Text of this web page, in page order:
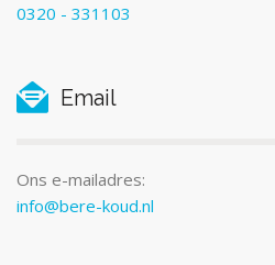
0320 - 331103
Email
Ons e-mailadres:
info@bere-koud.nl